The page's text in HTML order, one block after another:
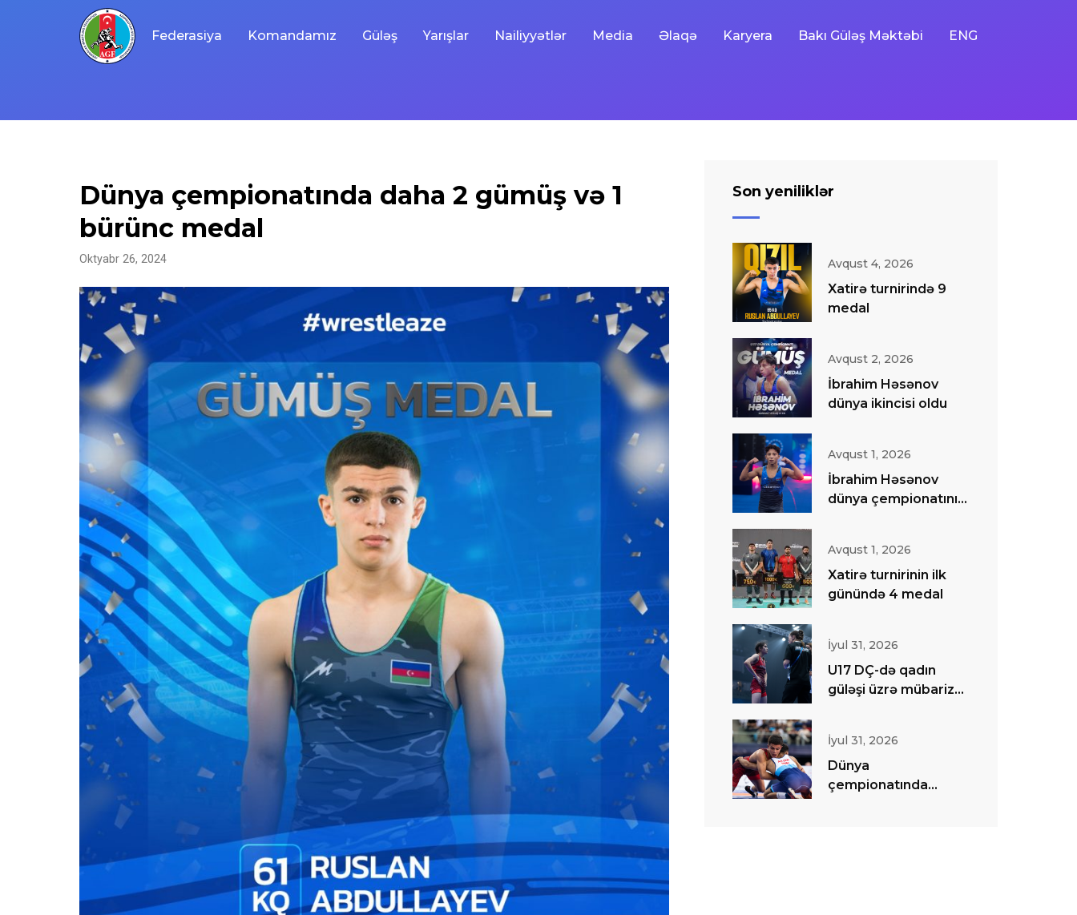
Federasiya Komandamız Güləş Yarışlar Nailiyyətlər Media Əlaqə Karyera Bakı Güləş Məktəbi ENG
Dünya çempionatında daha 2 gümüş və 1
bürünc medal
Oktyabr 26, 2024
Son yeniliklər
Avqust 4, 2026
Xatirə turnirində 9
medal
Avqust 2, 2026
İbrahim Həsənov
dünya ikincisi oldu
Avqust 1, 2026
İbrahim Həsənov
dünya çempionatının
Avqust 1, 2026
Xatirə turnirinin ilk
günündə 4 medal
İyul 31, 2026
U17 DÇ-də qadın
güləşi üzrə mübarizə
İyul 31, 2026
Dünya
çempionatında